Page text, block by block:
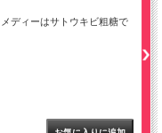
ディーはサトウキビ粗糖で